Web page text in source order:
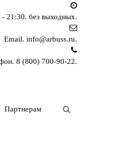
21:30. без выходных.
Email. info@arbuss.ru.
8 (800) 700-90-22.
Партнерам